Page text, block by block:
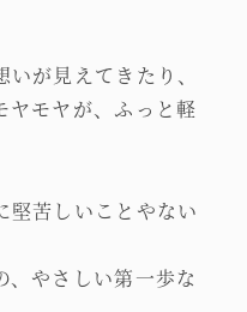
が見えてきたり、
ヤモヤが、ふっと軽
堅苦しいことやない
、やさしい第一歩な